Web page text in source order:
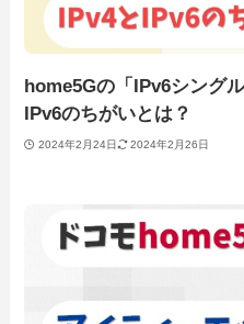
home5Gの「IPv6シング
IPv6のちがいとは？
2024年2月24日 2024年2月26日